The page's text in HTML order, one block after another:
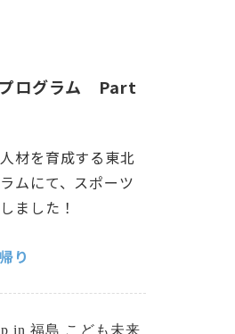
ログラム Part
材を育成する東北
ムにて、スポーツ
ました！
り